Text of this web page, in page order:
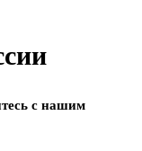
с нашим